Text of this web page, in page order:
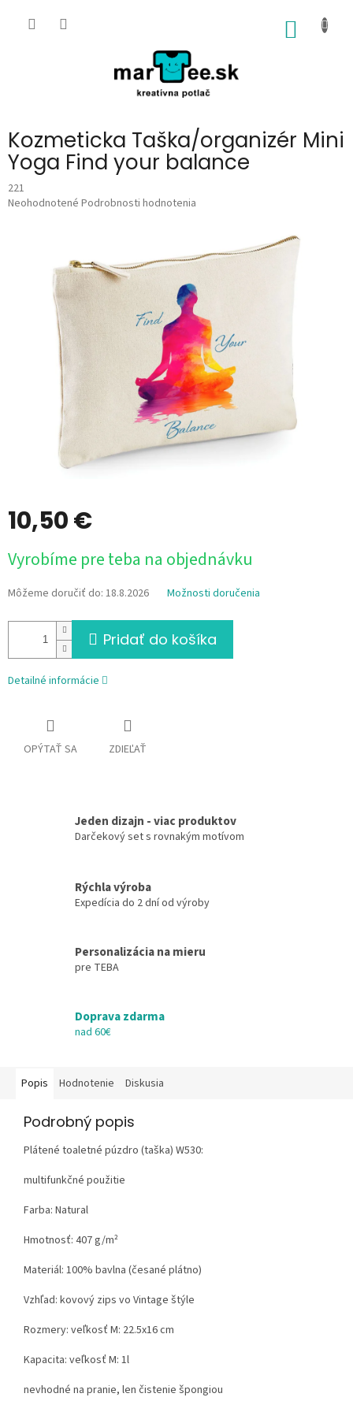
Kozmeticka Taška/organizér Mini
Yoga Find your balance
221
Priemerné
hviezdičiek.
Neohodnotené Podrobnosti hodnotenia
10,50 €
cena:
Vyrobíme pre teba na objednávku
Môžeme doručiť do: 18.8.2026 Možnosti doručenia
Pridať do košíka
Detailné informácie
OPÝTAŤ SA ZDIEĽAŤ
Jeden dizajn - viac produktov
Darčekový set s rovnakým motívom
Rýchla výroba
Expedícia do 2 dní od výroby
Personalizácia na mieru
pre TEBA
Doprava zdarma
nad 60€
Popis Hodnotenie Diskusia
Podrobný popis
Plátené toaletné púzdro (taška) W530:
multifunkčné použitie
Farba: Natural
Hmotnosť: 407 g/m²
Materiál: 100% bavlna (česané plátno)
Vzhľad: kovový zips vo Vintage štýle
Rozmery: veľkosť M: 22.5x16 cm
Kapacita: veľkosť M: 1l
nevhodné na pranie, len čistenie špongiou